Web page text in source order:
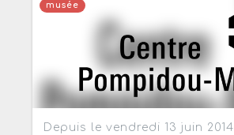
musée
Depuis le vendredi 13 juin 2014